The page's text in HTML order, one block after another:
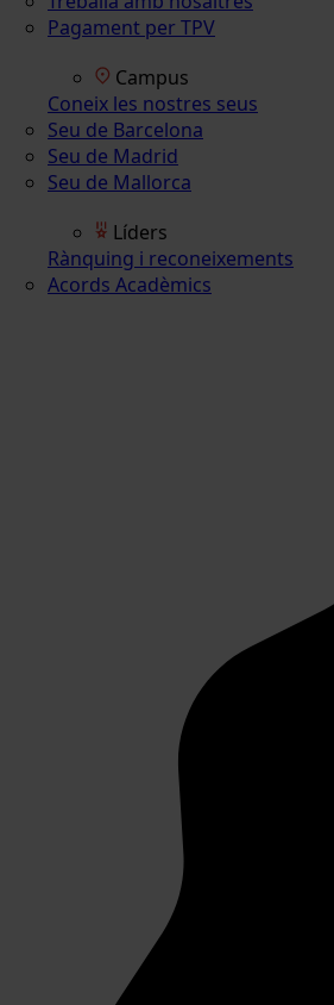
Pagament per TPV
Campus
Coneix les nostres seus
Seu de Barcelona
Seu de Madrid
Seu de Mallorca
Líders
Rànquing i reconeixements
Acords Acadèmics